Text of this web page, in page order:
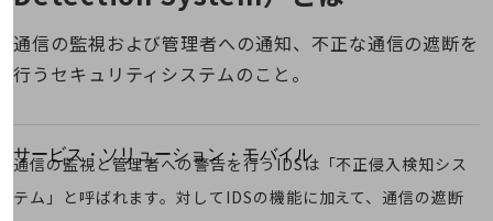
自治体・地域社会との共創
LGPF(Local Government Platform)
サービス・ソリューション・モバイル
通信の監視および管理者への通知、不正な通信の遮断を
行うセキュリティシステムのこと。
通信の監視と管理者への警告を行うIDSは「不正侵入検知シス
テム」と呼ばれます。対してIDSの機能に加えて、通信の遮断